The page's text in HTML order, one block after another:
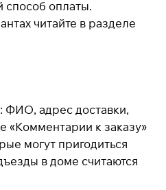
оплаты.
читайте в разделе
ФИО, адрес доставки,
«Комментарии к заказу»
могут пригодиться
в доме считаются